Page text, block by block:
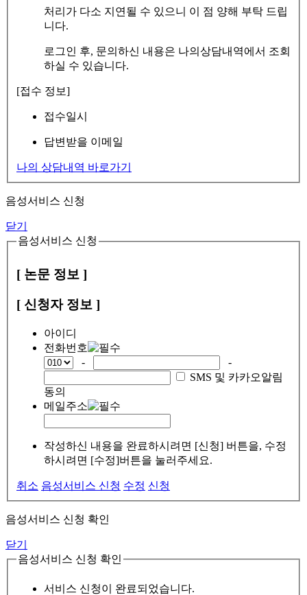
처리가 다소 지연될 수 있으니 이 점 양해 부탁 드립
니다.
로그인 후, 문의하신 내용은 나의상담내역에서 조회
하실 수 있습니다.
[접수 정보]
접수일시
답변받을 이메일
나의 상담내역 바로가기
음성서비스 신청
닫기
음성서비스 신청
[ 논문 정보 ]
[ 신청자 정보 ]
아이디
전화번호
-
-
SMS 및 카카오알림
동의
메일주소
작성하신 내용을 완료하시려면 [신청] 버튼을, 수정
하시려면 [수정]버튼을 눌러주세요.
취소 음성서비스 신청 수정 신청
음성서비스 신청 확인
닫기
음성서비스 신청 확인
서비스 신청이 완료되었습니다.